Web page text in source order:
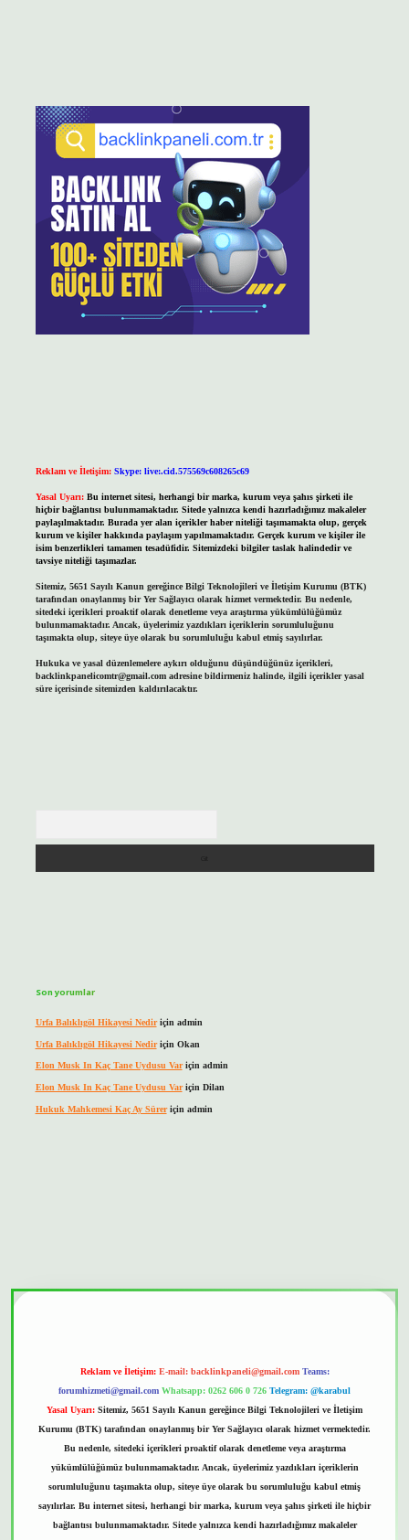
Reklam ve İletişim: Skype: live:.cid.575569c608265c69
Yasal Uyarı: Bu internet sitesi, herhangi bir marka, kurum veya şahıs şirketi ile
hiçbir bağlantısı bulunmamaktadır. Sitede yalnızca kendi hazırladığımız makaleler
paylaşılmaktadır. Burada yer alan içerikler haber niteliği taşımamakta olup, gerçek
kurum ve kişiler hakkında paylaşım yapılmamaktadır. Gerçek kurum ve kişiler ile
isim benzerlikleri tamamen tesadüfidir. Sitemizdeki bilgiler taslak halindedir ve
tavsiye niteliği taşımazlar.
Sitemiz, 5651 Sayılı Kanun gereğince Bilgi Teknolojileri ve İletişim Kurumu (BTK)
tarafından onaylanmış bir Yer Sağlayıcı olarak hizmet vermektedir. Bu nedenle,
sitedeki içerikleri proaktif olarak denetleme veya araştırma yükümlülüğümüz
bulunmamaktadır. Ancak, üyelerimiz yazdıkları içeriklerin sorumluluğunu
taşımakta olup, siteye üye olarak bu sorumluluğu kabul etmiş sayılırlar.
Hukuka ve yasal düzenlemelere aykırı olduğunu düşündüğünüz içerikleri,
backlinkpanelicomtr@gmail.comadresine bildirmeniz halinde, ilgili içerikler yasal
süre içerisinde sitemizden kaldırılacaktır.
Son yorumlar
Urfa Balıklıgöl Hikayesi Nediriçin admin
Urfa Balıklıgöl Hikayesi Nediriçin Okan
Elon Musk In Kaç Tane Uydusu Variçin admin
Elon Musk In Kaç Tane Uydusu Variçin Dilan
Hukuk Mahkemesi Kaç Ay Süreriçin admin
Reklam ve İletişim: E-mail: backlinkpaneli@gmail.com Teams:
forumhizmeti@gmail.com Whatsapp: 0262 606 0 726 Telegram: @karabul
Yasal Uyarı: Sitemiz, 5651 Sayılı Kanun gereğince Bilgi Teknolojileri ve İletişim
Kurumu (BTK) tarafından onaylanmış bir Yer Sağlayıcı olarak hizmet vermektedir.
Bu nedenle, sitedeki içerikleri proaktif olarak denetleme veya araştırma
yükümlülüğümüz bulunmamaktadır. Ancak, üyelerimiz yazdıkları içeriklerin
sorumluluğunu taşımakta olup, siteye üye olarak bu sorumluluğu kabul etmiş
sayılırlar. Bu internet sitesi, herhangi bir marka, kurum veya şahıs şirketi ile hiçbir
bağlantısı bulunmamaktadır. Sitede yalnızca kendi hazırladığımız makaleler